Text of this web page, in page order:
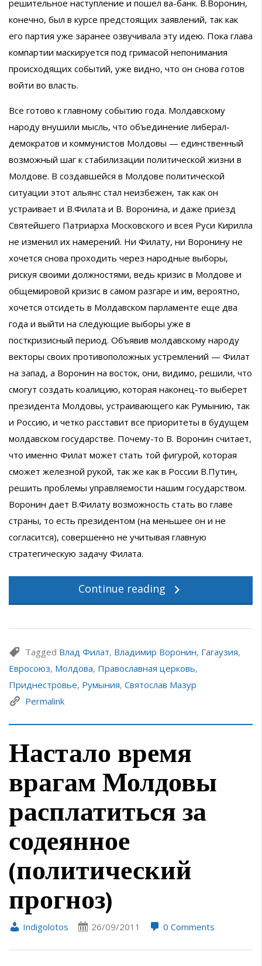
решительное наступление и пошел ва-банк. В.Воронин,
конечно, был в курсе предстоящих заявлений, так как
его партия уже заранее озвучивала эту идею. Пока глава
компартии маскируется под гримасой непонимания
происходящих событий, уже видно, что он снова готов
войти во власть.
Все готово к главному событию года. Молдавскому
народу внушили мысль, что объединение либерал-
демократов и коммунистов Молдовы — единственный
возможный шаг к стабилизации политической жизни в
Молдове. В создавшейся в Молдове политической
ситуации этот альянс стал неизбежен, так как он
устраивает и В.Филата и В. Воронина, и даже приезд
Святейшего Патриарха Московского и всея Руси Кирилла
не изменил их намерений. Ни Филату, ни Воронину не
хочется снова проходить через народные выборы,
рискуя своими должностями, ведь кризис в Молдове и
общемировой кризис в самом разгаре и им, вероятно,
хочется отсидеть в Молдавском парламенте еще два
года и выйти на следующие выборы уже в
посткризисный период. Объявив молдавскому народу
векторы своих противоположных устремлений — Филат
на запад, а Воронин на восток, они, видимо, решили, что
смогут создать коалицию, которая наконец-то выберет
президента Молдовы, устраивающего как Румынию, так
и Россию, и четко расставит все приоритеты в будущем
молдавском государстве. Почему-то В. Воронин считает,
что именно Филат может стать той фигурой, которая
сможет железной рукой, так же как в России В.Путин,
решить проблемы управляемости нашим государством.
Воронин дает В.Филату возможность стать во главе
страны, то есть президентом (на меньшее он и не
согласится), совершенно не учитывая главную
стратегическую задачу Филата.
Continue reading
Tagged Влад Филат, Владимир Воронин, Гагаузия,
Евросоюз, Молдова, Православная церковь,
Приднестровье, Румыния, Святослав Мазур
Permalink
Настало время
врагам Молдовы
расплатиться за
содеянное
(политический
прогноз)
Indigolotos 26/09/2011 0 Comments